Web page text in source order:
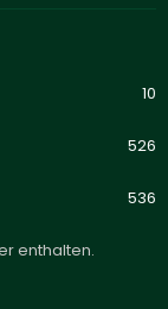
10
526
536
enthalten.